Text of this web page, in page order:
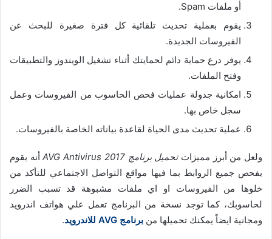
أو ملفات Spam.
يقوم بعملية تحديث تلقائية كل فترة صغيرة للبحث عن
الفيروسات الجديدة.
يوفر درع حماية دائم لحمايتك أثناء تشغيل الويندوز والتطبيقات
وفتح الملفات.
امكانية جدولة عمليات فحص الحاسوب من الفيروسات وعمل
سجل خاص بها.
عملية تحديث مدى الحياة لقاعدة بياناته الخاصة بالفيروسات.
ولعل من أبرز مميزاتتحميل برنامج AVG Antivirus 2017
أنه يقوم
بفحص جميع الروابط بما فيها مواقع التواصل الاجتماعي للتأكد من
خلوها من الفيروسات او اي ملفات مشبوهة قد تسبب الضرر
لحاسوبك، كما توجد نسخة من البرنامج تعمل علي هواتف اندرويد
ومجانية ايضاً يمكنك تحميلها من برنامج AVG للاندرويد .